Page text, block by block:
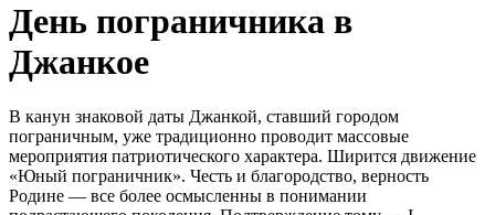
День пограничника в
Джанкое
В канун знаковой даты Джанкой, ставший городом
пограничным, уже традиционно проводит массовые
мероприятия патриотического характера. Ширится движение
«Юный пограничник». Честь и благородство, верность
Родине — все более осмысленны в понимании